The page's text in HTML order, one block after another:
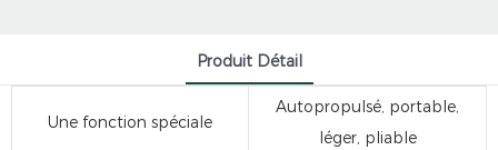
Produit Détail
Une fonction spéciale
Autopropulsé, portable,
léger, pliable